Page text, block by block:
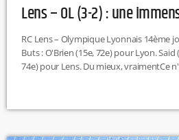
Lens – OL (3-2) : une
RC Lens – Olympique Lyonnais 14ème
Buts : O'Brien (15e, 72e) pour Lyon. Said
74e) pour Lens. Du mieux, vraimentCe
Pierre Sage a permis au groupe à la fois